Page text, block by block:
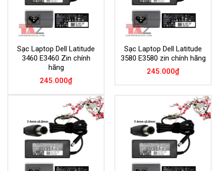
Sạc Laptop Dell Latitude
3460 E3460 Zin chính
hãng
245.000₫
Sạc Laptop Dell Latitude
3580 E3580 zin chính hãng
245.000₫
Add to
Wishlist
Add to
Wishlist